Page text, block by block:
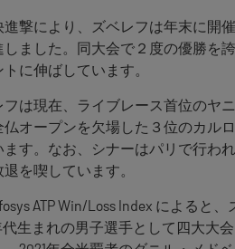
進撃により、ズベレフは年末に開
しました。同大会で２度の優勝を
に伸ばしています。
フは現在、ライブレース首位のヤ
仏オープンを欠場した３位のカル
ます。なお、シナーはパリで行わ
を喫しています。
ATP Win/Loss Index によると
代生まれの男子選手として四大大